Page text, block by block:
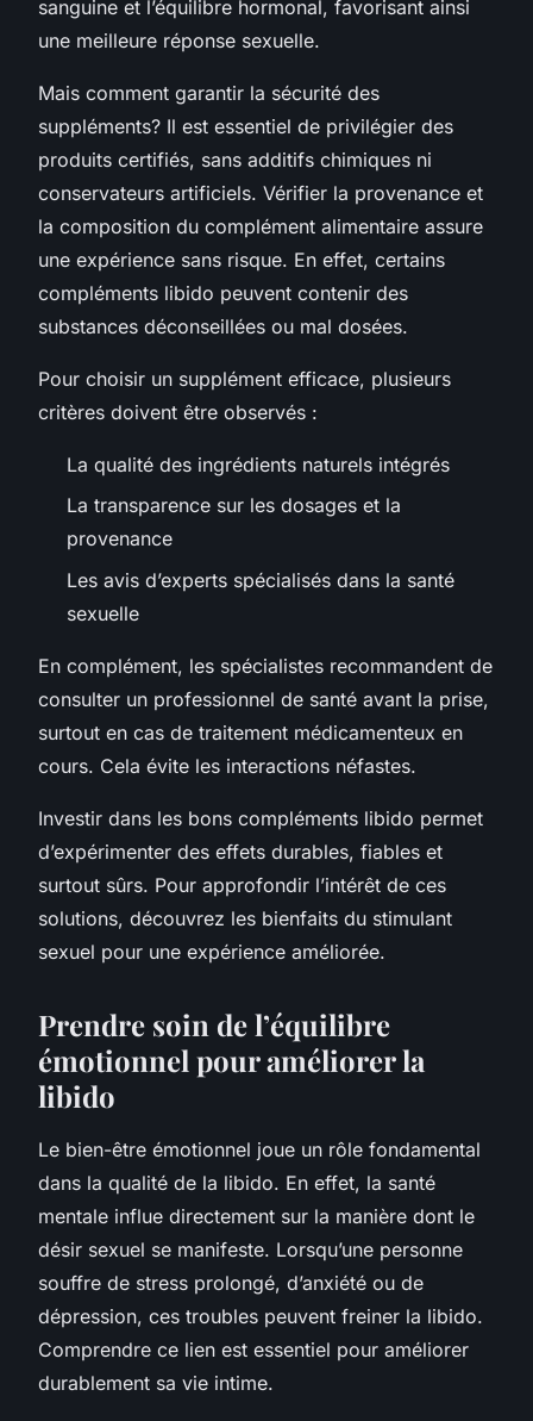
sanguine et l’équilibre hormonal, favorisant ainsi
une meilleure réponse sexuelle.
Mais comment garantir la sécurité des
suppléments? Il est essentiel de privilégier des
produits certifiés, sans additifs chimiques ni
conservateurs artificiels. Vérifier la provenance et
la composition du complément alimentaire assure
une expérience sans risque. En effet, certains
compléments libido peuvent contenir des
substances déconseillées ou mal dosées.
Pour choisir un supplément efficace, plusieurs
critères doivent être observés :
La qualité des ingrédients naturels intégrés
La transparence sur les dosages et la
provenance
Les avis d’experts spécialisés dans la santé
sexuelle
En complément, les spécialistes recommandent de
consulter un professionnel de santé avant la prise,
surtout en cas de traitement médicamenteux en
cours. Cela évite les interactions néfastes.
Investir dans les bons compléments libido permet
d’expérimenter des effets durables, fiables et
surtout sûrs. Pour approfondir l’intérêt de ces
solutions, découvrez les bienfaits du stimulant
sexuel pour une expérience améliorée.
Prendre soin de l’équilibre
émotionnel pour améliorer la
libido
Le bien-être émotionnel joue un rôle fondamental
dans la qualité de la libido. En effet, la santé
mentale influe directement sur la manière dont le
désir sexuel se manifeste. Lorsqu’une personne
souffre de stress prolongé, d’anxiété ou de
dépression, ces troubles peuvent freiner la libido.
Comprendre ce lien est essentiel pour améliorer
durablement sa vie intime.